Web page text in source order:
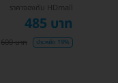
ราคาจองกับ HDmall
485 บาท
600 บาท ประหยัด 19%